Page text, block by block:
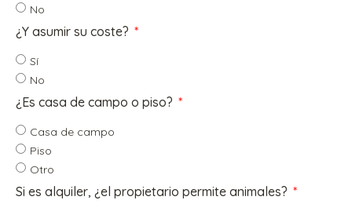
No
¿Y asumir su coste?
Sí
No
¿Es casa de campo o piso?
Casa de campo
Piso
Otro
Si es alquiler, ¿el propietario permite animales?